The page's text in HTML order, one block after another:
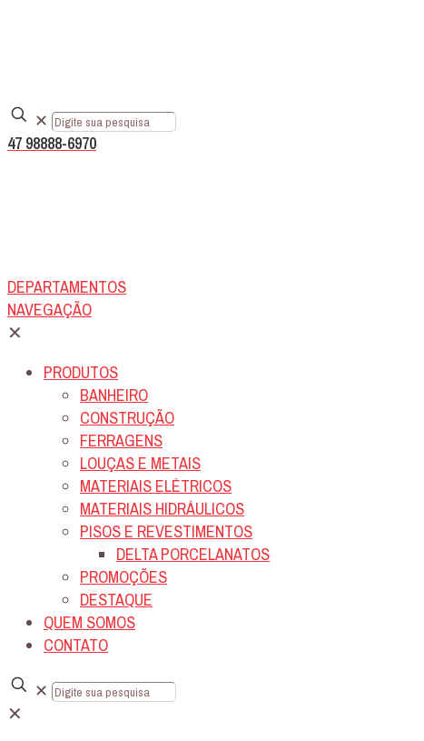
✕
47 98888-6970
DEPARTAMENTOS
NAVEGAÇÃO
✕
PRODUTOS
BANHEIRO
CONSTRUÇÃO
FERRAGENS
LOUÇAS E METAIS
MATERIAIS ELÉTRICOS
MATERIAIS HIDRÁULICOS
PISOS E REVESTIMENTOS
DELTA PORCELANATOS
PROMOÇÕES
DESTAQUE
QUEM SOMOS
CONTATO
✕
✕